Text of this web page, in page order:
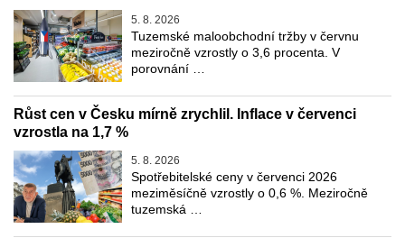
5. 8. 2026
Tuzemské maloobchodní tržby v červnu
meziročně vzrostly o 3,6 procenta. V
porovnání …
Růst cen v Česku mírně zrychlil. Inflace v červenci
vzrostla na 1,7 %
5. 8. 2026
Spotřebitelské ceny v červenci 2026
meziměsíčně vzrostly o 0,6 %. Meziročně
tuzemská …